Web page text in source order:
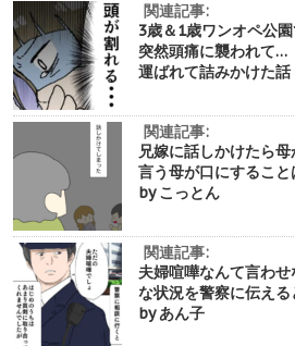
関連記事:
3歳＆1歳ワンオペ公
突然頭痛に襲われて…
運ばれて詰みかけた
関連記事:
兄嫁に話しかけたら
言う母が口にするこ
by こっとん
関連記事:
夫婦喧嘩なんて言わ
な状況を警察に伝え
by あん子